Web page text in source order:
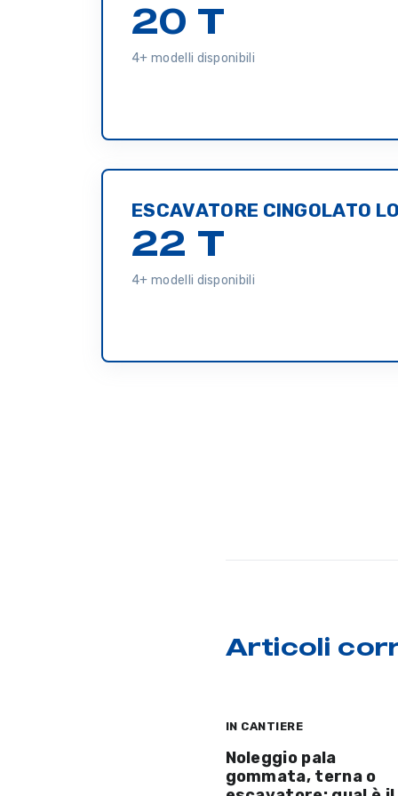
20 T
4+ modelli disponibili
ESCAVATORE CINGOLATO
22 T
4+ modelli disponibili
Articoli
IN CANTIERE
Noleggio pala
gommata, terna o